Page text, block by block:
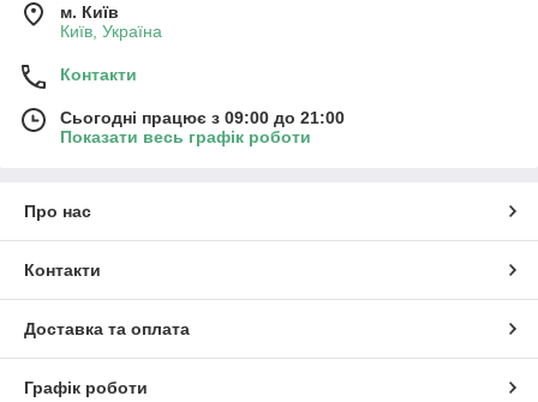
м. Київ
Київ, Україна
Контакти
Сьогодні працює з 09:00 до 21:00
Показати весь графік роботи
Про нас
Контакти
Доставка та оплата
Графік роботи